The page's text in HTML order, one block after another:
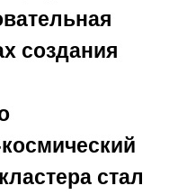
создания
стал